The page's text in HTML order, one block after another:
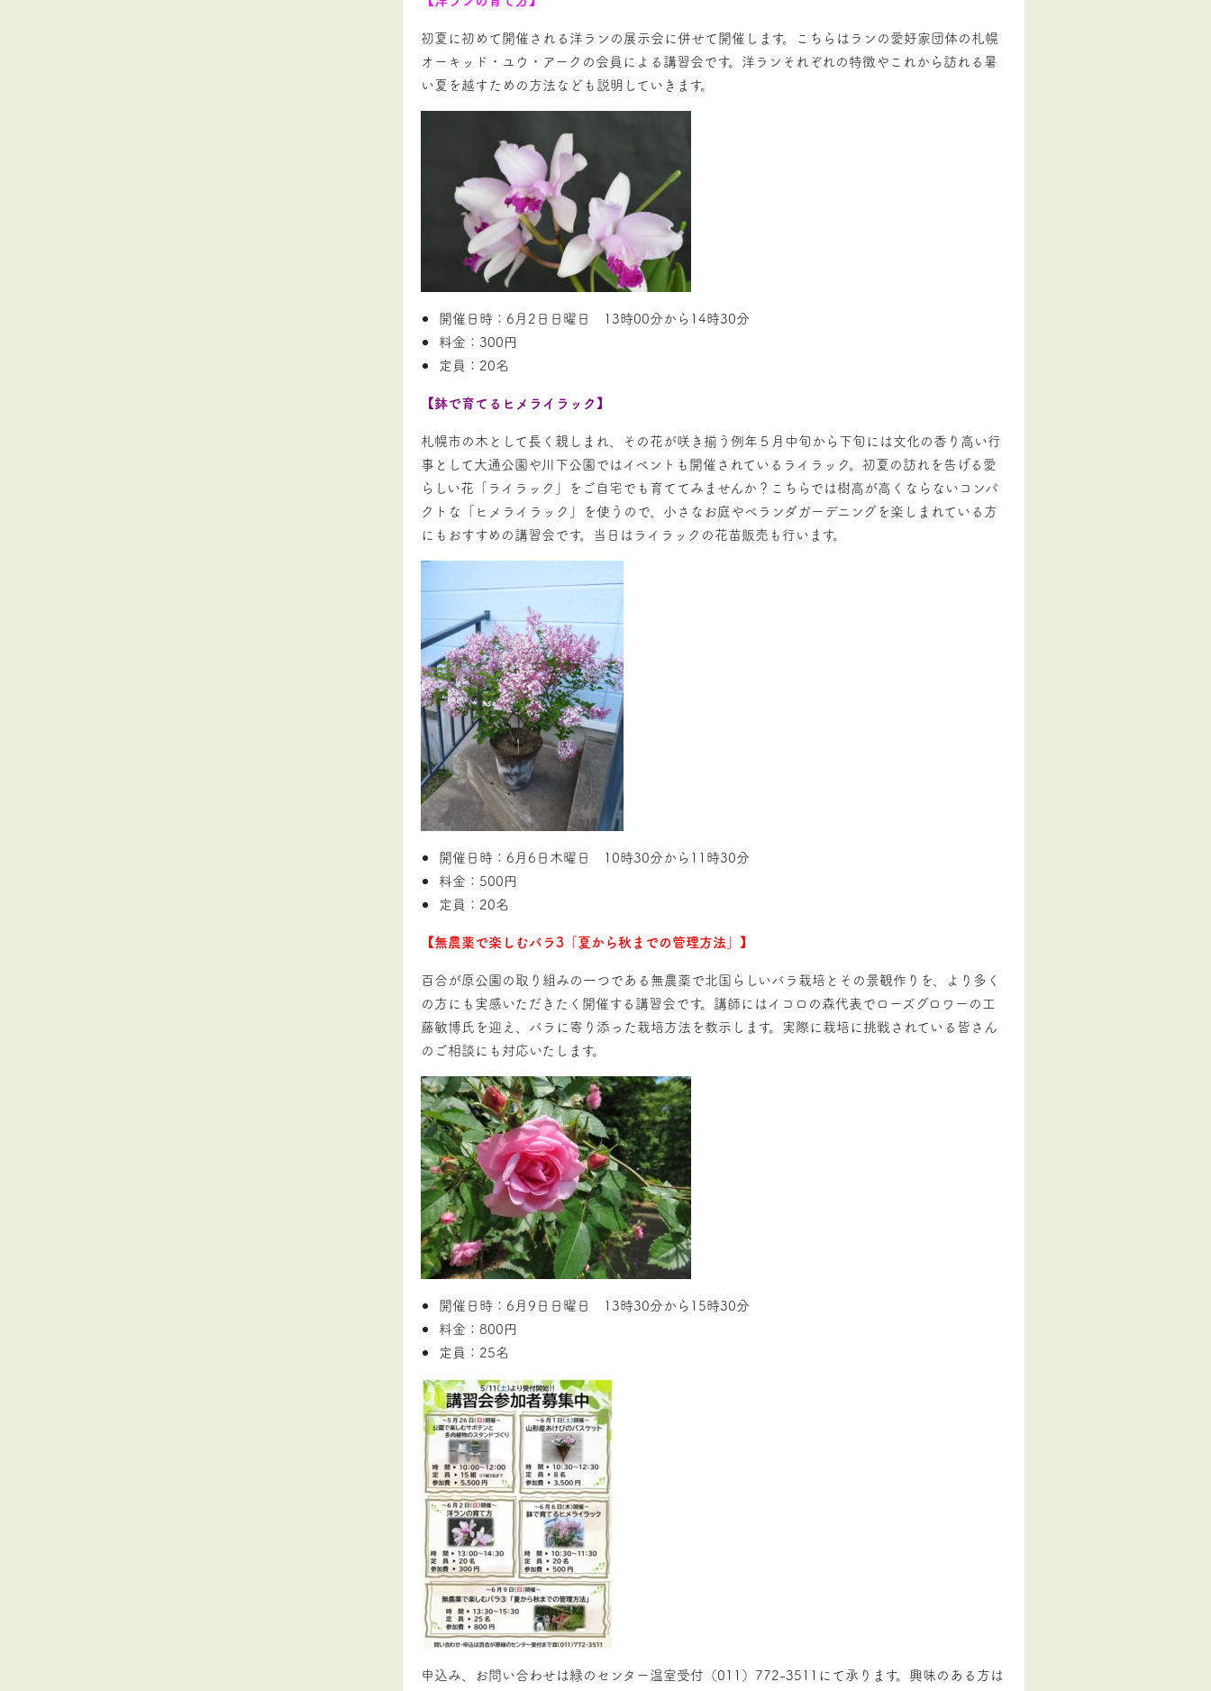
初夏に初めて開催される洋ランの展示会に併せて開催します。こちらはランの愛好家団体の札幌
オーキッド・ユウ・アークの会員による講習会です。洋ランそれぞれの特徴やこれから訪れる暑
い夏を越すための方法なども説明していきます。
開催日時：6月2日日曜日 13時00分から14時30分
料金：300円
定員：20名
【鉢で育てるヒメライラック】
札幌市の木として長く親しまれ、その花が咲き揃う例年５月中旬から下旬には文化の香り高い行
事として大通公園や川下公園ではイベントも開催されているライラック。初夏の訪れを告げる愛
らしい花「ライラック」をご自宅でも育ててみませんか？こちらでは樹高が高くならないコンパ
クトな「ヒメライラック」を使うので、小さなお庭やベランダガーデニングを楽しまれている方
にもおすすめの講習会です。当日はライラックの花苗販売も行います。
開催日時：6月6日木曜日 10時30分から11時30分
料金：500円
定員：20名
【無農薬で楽しむバラ3「夏から秋までの管理方法」】
百合が原公園の取り組みの一つである無農薬で北国らしいバラ栽培とその景観作りを、より多く
の方にも実感いただきたく開催する講習会です。講師にはイコロの森代表でローズグロワーの工
藤敏博氏を迎え、バラに寄り添った栽培方法を教示します。実際に栽培に挑戦されている皆さん
のご相談にも対応いたします。
開催日時：6月9日日曜日 13時30分から15時30分
料金：800円
定員：25名
申込み、お問い合わせは緑のセンター温室受付（011）772-3511にて承ります。興味のある方は